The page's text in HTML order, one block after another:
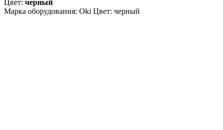
Цвет: черный
Марка оборудования: Oki Цвет: черный